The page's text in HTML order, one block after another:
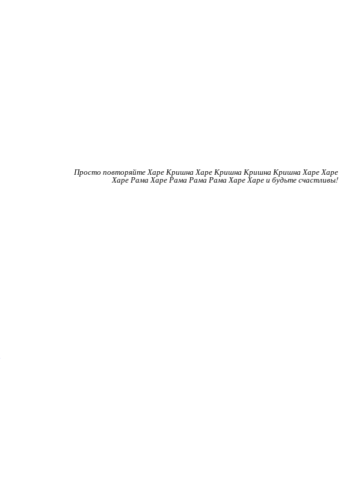
Просто повторяйте Харе Кришна Харе Кришна Кришна Кришна Харе Харе
Харе Рама Харе Рама Рама Рама Харе Харе и будьте счастливы!